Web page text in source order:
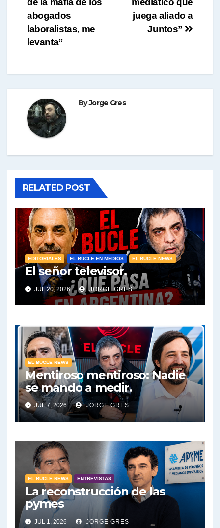
entradas
juega aliado a
Juntos”
abogados
laboralistas, me
levanta”
ByJorge Gres
RELATED POST
EDITORIALES EL BUCLE EN MEDIOS EL BUCLE NEWS
El señor televisor.
JUL 20, 2026 JORGE GRES
EL BUCLE NEWS
Mentiroso mentiroso: Nadie
se mando a medir.
JUL 7, 2026 JORGE GRES
EL BUCLE NEWS ENTREVISTAS
La reconstrucción de las
pymes
JUL 1, 2026 JORGE GRES